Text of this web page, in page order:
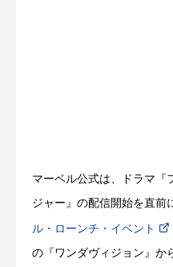
マーベル公式は、ドラマ『
ジャー』の配信開始を直前
ル・ローンチ・イベント
の『ワンダヴィジョン』か